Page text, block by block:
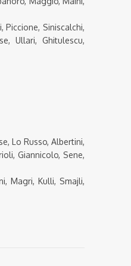
Piccione, Siniscalchi,
Ullari, Ghitulescu,
Lo Russo, Albertini,
Giannicolo, Sene,
Magri, Kulli, Smajli,